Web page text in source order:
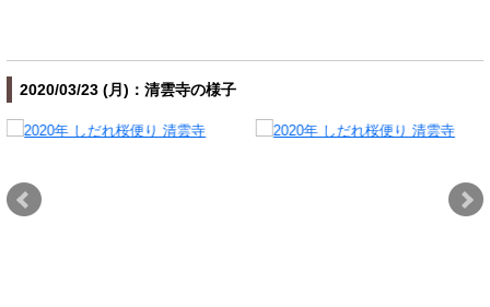
2020/03/23 (月)：清雲寺の様子